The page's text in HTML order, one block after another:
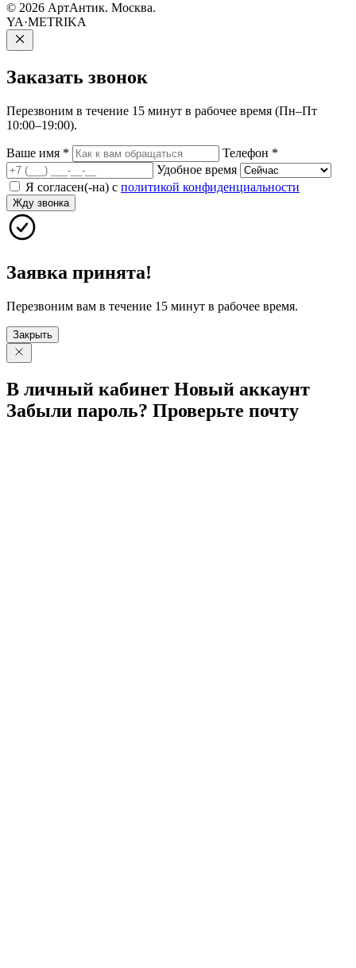
© 2026 АртАнтик. Москва.
YA·METRIKA
Заказать звонок
Перезвоним в течение 15 минут в рабочее время (Пн–Пт
10:00–19:00).
Ваше имя * Телефон *
Удобное время
Я согласен(-на) с политикой конфиденциальности
Жду звонка
Заявка принята!
Перезвоним вам в течение 15 минут в рабочее время.
Закрыть
В личный кабинет Новый аккаунт
Забыли пароль? Проверьте почту